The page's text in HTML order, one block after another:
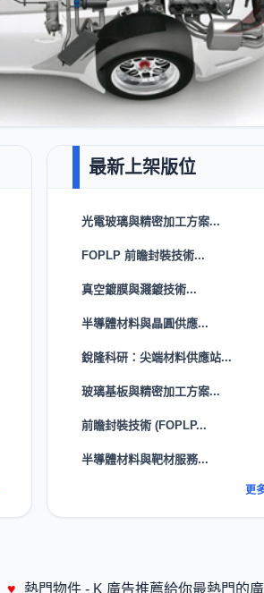
光電玻璃與精密加工方案...
FOPLP 前瞻封裝技術...
真空鍍膜與濺鍍技術...
半導體材料與晶圓供應...
銳隆科研：尖端材料供應站...
玻璃基板與精密加工方案...
前瞻封裝技術 (FOPLP...
半導體材料與靶材服務...
更
♥ 熱門物件 - K 廣告推薦給你最熱門的